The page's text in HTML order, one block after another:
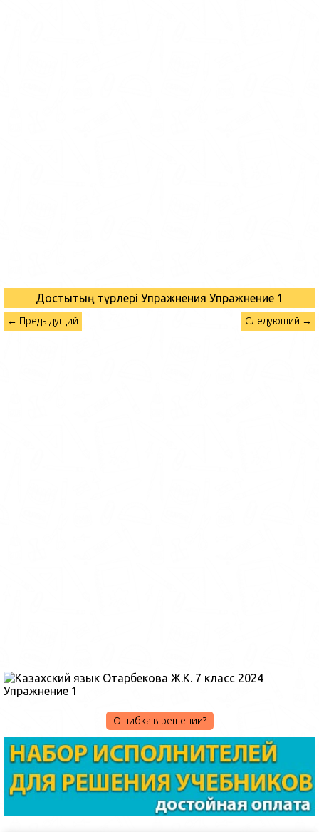
Достықтың түрлері Упражнения Упражнение 1
← Предыдущий Следующий →
Ошибка в решении?